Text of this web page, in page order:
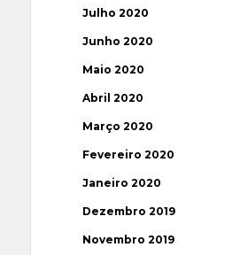
Julho 2020
Junho 2020
Maio 2020
Abril 2020
Março 2020
Fevereiro 2020
Janeiro 2020
Dezembro 2019
Novembro 2019